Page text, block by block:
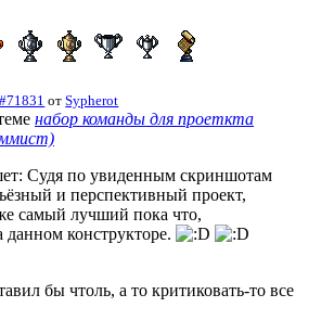
#71831 отSypherot
набор команды для проеткта
Судя по увиденным скриншотам
и перспективный проект,
самый лучший пока что,
конструкторе.
бы чтоль, а то критиковать-то все